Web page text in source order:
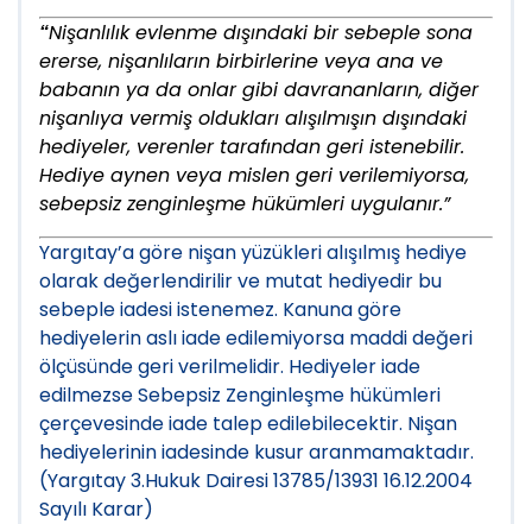
“Nişanlılık evlenme dışındaki bir sebeple sona
ererse, nişanlıların birbirlerine veya ana ve
babanın ya da onlar gibi davrananların, diğer
nişanlıya vermiş oldukları alışılmışın dışındaki
hediyeler, verenler tarafından geri istenebilir.
Hediye aynen veya mislen geri verilemiyorsa,
sebepsiz zenginleşme hükümleri uygulanır.”
Yargıtay’a göre nişan yüzükleri alışılmış hediye
olarak değerlendirilir ve mutat hediyedir bu
sebeple iadesi istenemez. Kanuna göre
hediyelerin aslı iade edilemiyorsa maddi değeri
ölçüsünde geri verilmelidir. Hediyeler iade
edilmezse Sebepsiz Zenginleşme hükümleri
çerçevesinde iade talep edilebilecektir. Nişan
hediyelerinin iadesinde kusur aranmamaktadır.
(Yargıtay 3.Hukuk Dairesi 13785/13931 16.12.2004
Sayılı Karar)